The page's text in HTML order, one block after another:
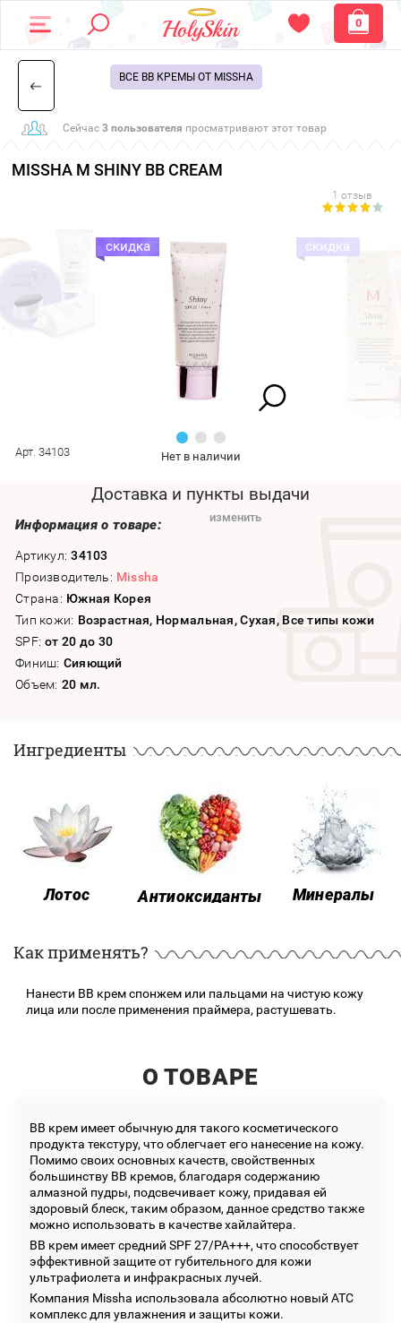
0
ВСЕ BB КРЕМЫ ОТ MISSHA
Сейчас 3 пользователя просматривают этот товар
MISSHA M SHINY BB CREAM
1 отзыв
Нет в наличии
Арт. 34103
Доставка и пункты выдачи
изменить
Информация о товаре:
Артикул: 34103
Производитель: Missha
Страна: Южная Корея
Тип кожи: Возрастная, Нормальная, Сухая, Все типы кожи
SPF: от 20 до 30
Финиш: Сияющий
Объем: 20 мл.
Ингредиенты
Лотос Антиоксиданты Минералы
Как применять?
Нанести BB крем спонжем или пальцами на чистую кожу
лица или после применения праймера, растушевать.
О ТОВАРЕ
ВВ крем имеет обычную для такого косметического
продукта текстуру, что облегчает его нанесение на кожу.
Помимо своих основных качеств, свойственных
большинству ВВ кремов, благодаря содержанию
алмазной пудры, подсвечивает кожу, придавая ей
здоровый блеск, таким образом, данное средство также
можно использовать в качестве хайлайтера.
ВВ крем имеет средний SPF 27/PA+++, что способствует
эффективной защите от губительного для кожи
ультрафиолета и инфракрасных лучей.
Компания Missha использовала абсолютно новый АТС
комплекс для увлажнения и защиты кожи.